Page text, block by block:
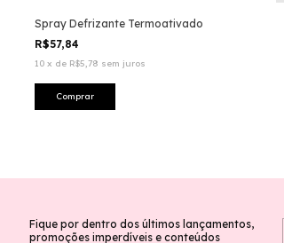
Spray Defrizante Termoativado
R$57,84
10 x de R$5,78 sem juros
Fique por dentro dos últimos lançamentos,
promoções imperdíveis e conteúdos